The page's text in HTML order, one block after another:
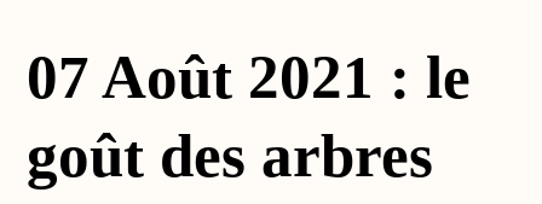
07 Août 2021 : le
goût des arbres